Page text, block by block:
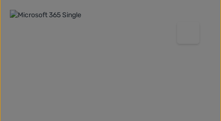
Bildergalerie überspringen